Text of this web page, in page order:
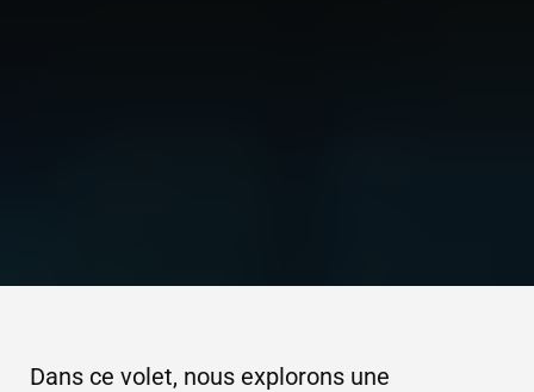
Dans ce volet, nous explorons une